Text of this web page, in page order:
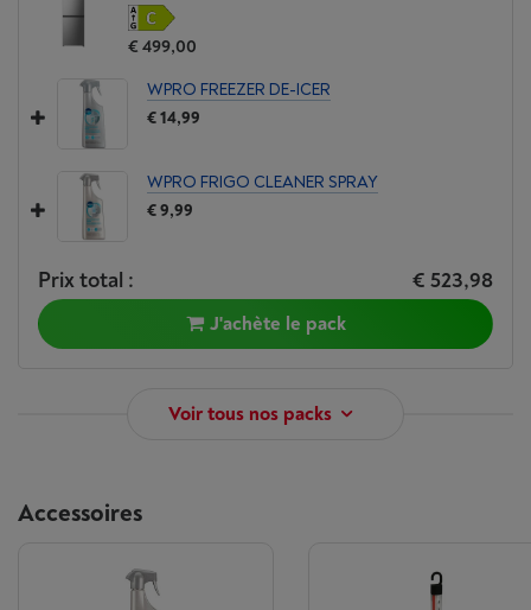
€ 499,00
WPRO FREEZER DE-ICER
€ 14,99
WPRO FRIGO CLEANER SPRAY
€ 9,99
Prix total : € 523,98
J'achète le pack
Voir tous nos packs
Accessoires